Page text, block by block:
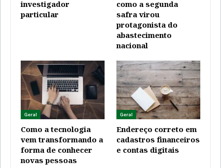
investigador
particular
como a segunda
safra virou
protagonista do
abastecimento
nacional
Geral
Como a tecnologia
vem transformando a
forma de conhecer
novas pessoas
Geral
Endereço correto em
cadastros financeiros
e contas digitais